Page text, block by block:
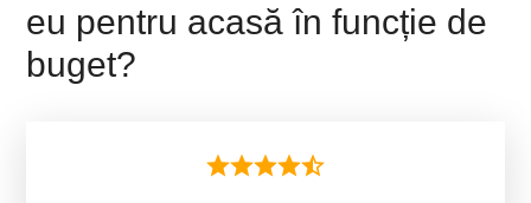
eu pentru acasă în funcție de
buget?